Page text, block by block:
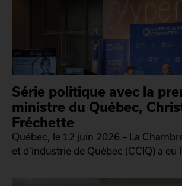
Série politique avec la
ministre du Québec,
Fréchette
Québec, le 12 juin 2026 – La
et d’industrie de Québec (CCIQ) a eu